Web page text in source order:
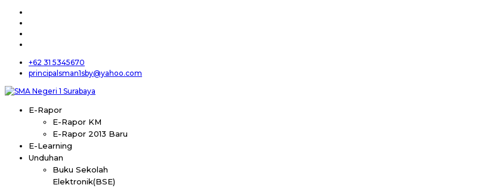
+62 31 5345670
principalsman1sby@yahoo.com
E-Rapor
E-Rapor KM
E-Rapor 2013 Baru
E-Learning
Unduhan
Buku Sekolah
Elektronik(BSE)